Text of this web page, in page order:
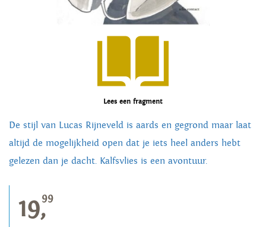
Lees een fragment
De stijl van Lucas Rijneveld is aards en gegrond maar laat
altijd de mogelijkheid open dat je iets heel anders hebt
gelezen dan je dacht. Kalfsvlies is een avontuur.
19,99